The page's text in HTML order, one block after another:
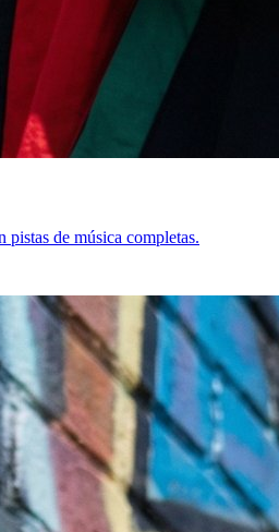
pistas de música completas.